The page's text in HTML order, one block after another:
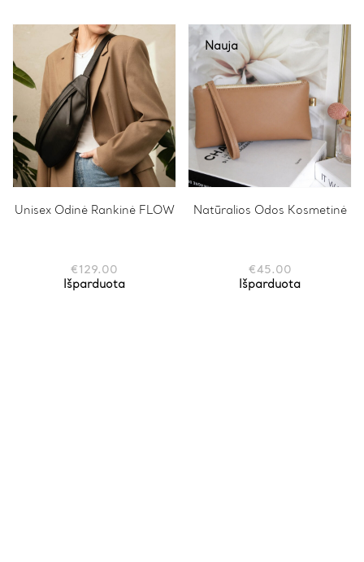
Unisex Odinė Rankinė FLOW
€ 129.00
Išparduota
Nauja
Natūralios Odos Kosmetinė
€45.00
Išparduota